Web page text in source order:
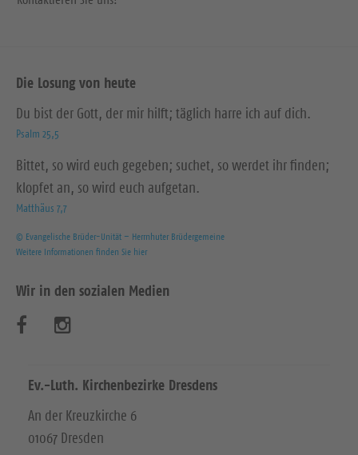
Die Losung von heute
Du bist der Gott, der mir hilft; täglich harre ich auf dich.
Psalm 25,5
Bittet, so wird euch gegeben; suchet, so werdet ihr finden;
klopfet an, so wird euch aufgetan.
Matthäus 7,7
© Evangelische Brüder-Unität – Herrnhuter Brüdergemeine
Weitere Informationen finden Sie hier
Wir in den sozialen Medien
s
u
c
s
u
c
Ev.-Luth. Kirchenbezirke Dresdens
An der Kreuzkirche 6
01067 Dresden